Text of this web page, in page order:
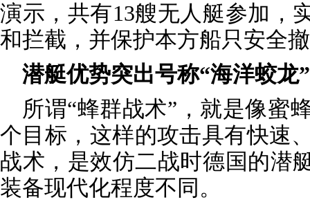
演示，共有13艘无人艇参加，
和拦截，并保护本方船只安全
潜艇优势突出号称“海洋蛟龙”
所谓“蜂群战术”，就是像蜜
个目标，这样的攻击具有快速
战术，是效仿二战时德国的潜
装备现代化程度不同。